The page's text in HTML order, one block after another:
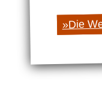
»Die